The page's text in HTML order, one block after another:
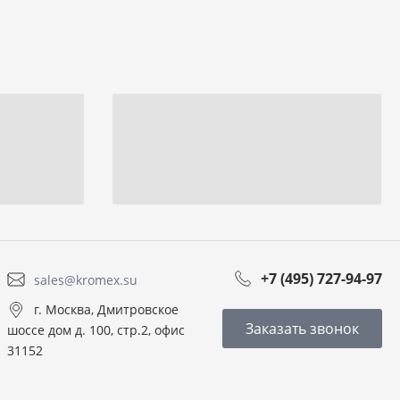
sales@kromex.su +7 (495) 727-94-97
г. Москва, Дмитровское
шоссе дом д. 100, стр.2, офис
31152
Заказать звонок